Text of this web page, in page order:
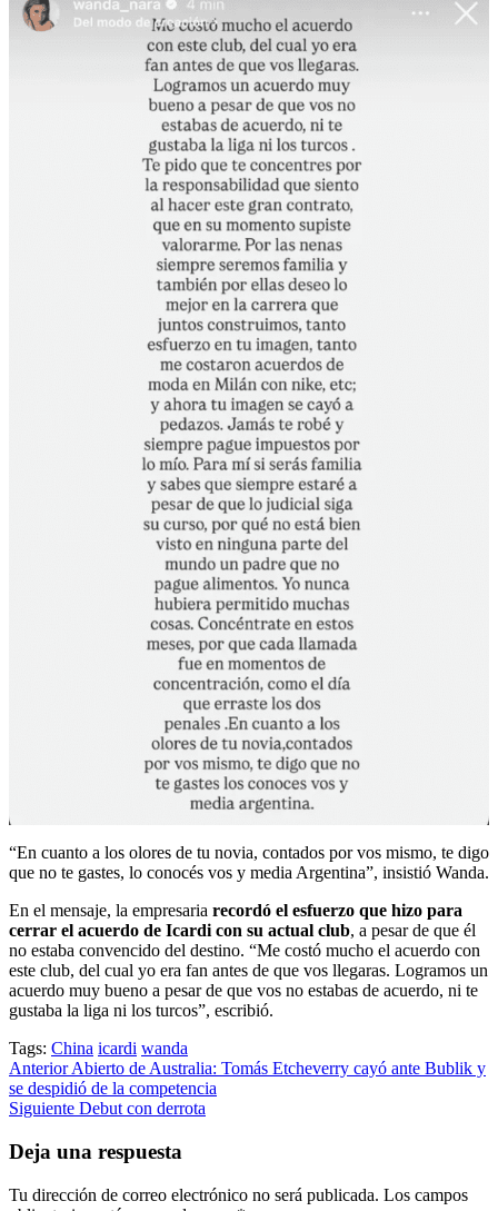
“En cuanto a los olores de tu novia, contados por vos mismo, te digo
que no te gastes, lo conocés vos y media Argentina”, insistió Wanda.
En el mensaje, la empresaria recordó el esfuerzo que hizo para
cerrar el acuerdo de Icardi con su actual club, a pesar de que él
no estaba convencido del destino. “Me costó mucho el acuerdo con
este club, del cual yo era fan antes de que vos llegaras. Logramos un
acuerdo muy bueno a pesar de que vos no estabas de acuerdo, ni te
gustaba la liga ni los turcos”, escribió.
Tags: China icardi wanda
Post
navigation
AnteriorAbierto de Australia: Tomás Etcheverry cayó ante Bublik y
se despidió de la competencia
Siguiente Debut con derrota
Deja una respuesta
Tu dirección de correo electrónico no será publicada. Los campos